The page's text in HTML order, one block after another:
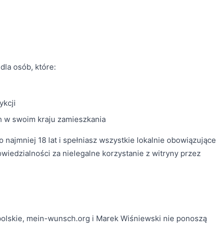
osób, które:
w swoim kraju zamieszkania
18 lat i spełniasz wszystkie lokalnie obowiązujące
za nielegalne korzystanie z witryny przez
mein-wunsch.org i Marek Wiśniewski nie ponoszą